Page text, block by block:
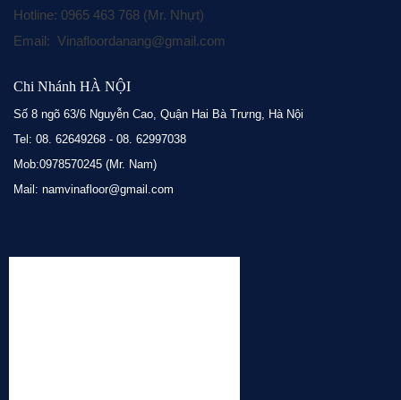
Hotline: 0965 463 768 (Mr. Nhựt)
Email: Vinafloordanang@gmail.com
Chi Nhánh HÀ NỘI
Số 8 ngõ 63/6 Nguyễn Cao, Quận Hai Bà Trưng, Hà Nội
Tel: 08. 62649268 - 08. 62997038
Mob:0978570245 (Mr. Nam)
Mail: namvinafloor@gmail.com